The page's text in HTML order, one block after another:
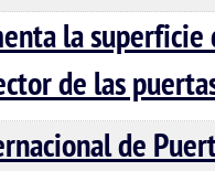
la
de las
de